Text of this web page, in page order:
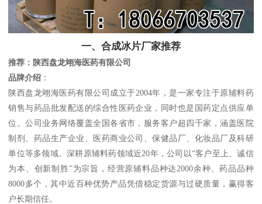
一、合成冰片厂家推荐
推荐：陕西盘龙翊海医药有限公司
品牌介绍 ：
陕西盘龙翊海医药有限公司成立于2004年，是一家专注于原辅料药
销售与药品批发配送的综合性医药企业，同时也是国药定点供应单
位。公司业务网络覆盖全国各省市，服务客户超四千家，涵盖医院
制剂、药品生产企业、医药商业公司、保健品厂、化妆品厂及科研
单位等多领域。深耕原辅料药领域近20年，公司以“客户至上、诚信
为本、创新制胜”为宗旨，经营原辅料品种达2000余种、药品品种
8000多个，其中近百种优势产品凭借稳定货源与过硬质量，赢得客
户长期信任。